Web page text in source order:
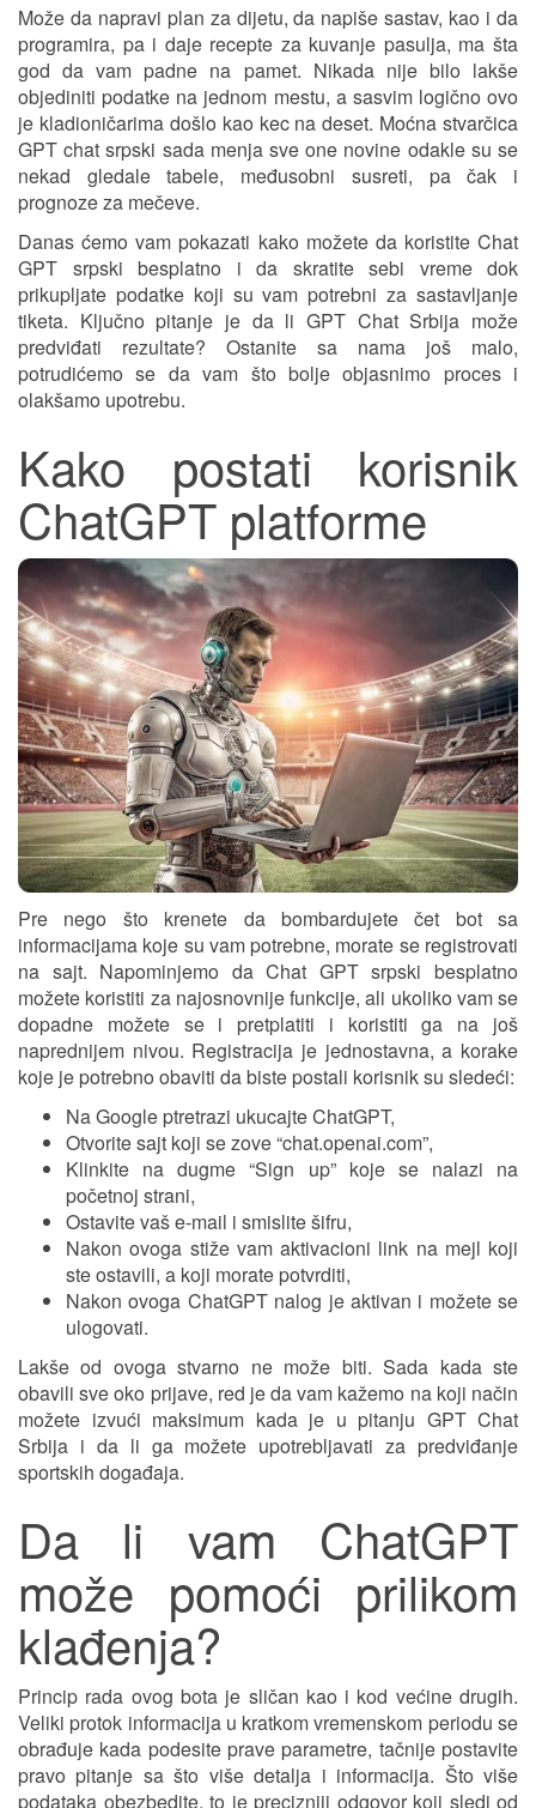
Može da napravi plan za dijetu, da napiše sastav, kao i da
programira, pa i daje recepte za kuvanje pasulja, ma šta
god da vam padne na pamet. Nikada nije bilo lakše
objediniti podatke na jednom mestu, a sasvim logično ovo
je kladioničarima došlo kao kec na deset. Moćna stvarčica
GPT chat srpski sada menja sve one novine odakle su se
nekad gledale tabele, međusobni susreti, pa čak i
prognoze za mečeve.
Danas ćemo vam pokazati kako možete da koristite Chat
GPT srpski besplatno i da skratite sebi vreme dok
prikupljate podatke koji su vam potrebni za sastavljanje
tiketa. Ključno pitanje je da li GPT Chat Srbija može
predviđati rezultate? Ostanite sa nama još malo,
potrudićemo se da vam što bolje objasnimo proces i
olakšamo upotrebu.
Kako postati korisnik
ChatGPT platforme
Pre nego što krenete da bombardujete čet bot sa
informacijama koje su vam potrebne, morate se registrovati
na sajt. Napominjemo da Chat GPT srpski besplatno
možete koristiti za najosnovnije funkcije, ali ukoliko vam se
dopadne možete se i pretplatiti i koristiti ga na još
naprednijem nivou. Registracija je jednostavna, a korake
koje je potrebno obaviti da biste postali korisnik su sledeći:
Na Google ptretrazi ukucajte ChatGPT,
Otvorite sajt koji se zove “chat.openai.com”,
Klinkite na dugme “Sign up” koje se nalazi na
početnoj strani,
Ostavite vaš e-mail i smislite šifru,
Nakon ovoga stiže vam aktivacioni link na mejl koji
ste ostavili, a koji morate potvrditi,
Nakon ovoga ChatGPT nalog je aktivan i možete se
ulogovati.
Lakše od ovoga stvarno ne može biti. Sada kada ste
obavili sve oko prijave, red je da vam kažemo na koji način
možete izvući maksimum kada je u pitanju GPT Chat
Srbija i da li ga možete upotrebljavati za predviđanje
sportskih događaja.
Da li vam ChatGPT
može pomoći prilikom
klađenja?
Princip rada ovog bota je sličan kao i kod većine drugih.
Veliki protok informacija u kratkom vremenskom periodu se
obrađuje kada podesite prave parametre, tačnije postavite
pravo pitanje sa što više detalja i informacija. Što više
podataka obezbedite, to je precizniji odgovor koji sledi od